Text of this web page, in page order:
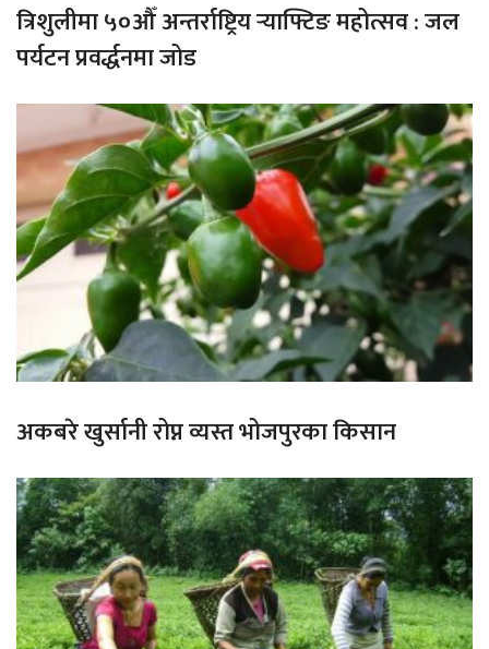
त्रिशुलीमा ५०औँ अन्तर्राष्ट्रिय र्‍याफ्टिङ महोत्सव : जल
पर्यटन प्रवर्द्धनमा जोड
अकबरे खुर्सानी रोप्न व्यस्त भोजपुरका किसान